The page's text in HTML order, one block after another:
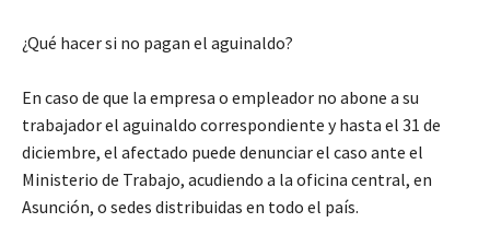
¿Qué hacer si no pagan el aguinaldo?
En caso de que la empresa o empleador no abone a su
trabajador el aguinaldo correspondiente y hasta el 31 de
diciembre, el afectado puede denunciar el caso ante el
Ministerio de Trabajo, acudiendo a la oficina central, en
Asunción, o sedes distribuidas en todo el país.